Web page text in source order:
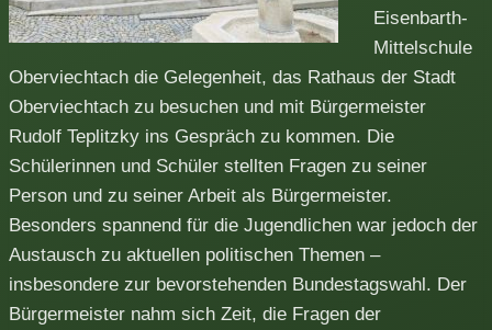
Eisenbarth-
Mittelschule
Oberviechtach die Gelegenheit, das Rathaus der Stadt
Oberviechtach zu besuchen und mit Bürgermeister
Rudolf Teplitzky ins Gespräch zu kommen. Die
Schülerinnen und Schüler stellten Fragen zu seiner
Person und zu seiner Arbeit als Bürgermeister.
Besonders spannend für die Jugendlichen war jedoch der
Austausch zu aktuellen politischen Themen –
insbesondere zur bevorstehenden Bundestagswahl. Der
Bürgermeister nahm sich Zeit, die Fragen der